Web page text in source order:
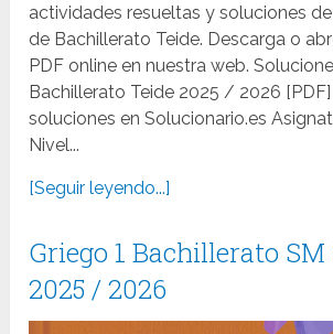
actividades resueltas y soluciones de
de Bachillerato Teide. Descarga o
PDF online en nuestra web.
Bachillerato Teide 2025 / 2026
soluciones en Solucionario.es
Nivel...
[Seguir leyendo...]
Griego 1 Bachillerato
2025 / 2026